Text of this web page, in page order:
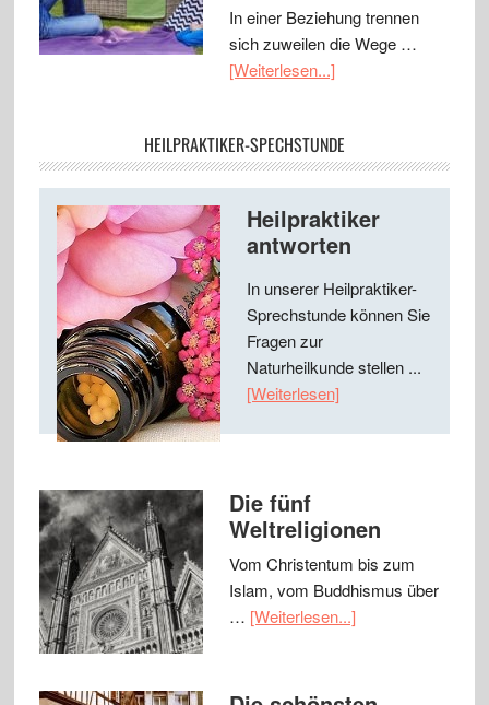
In einer Beziehung trennen
sich zuweilen die Wege …
[Weiterlesen...]
HEILPRAKTIKER-SPECHSTUNDE
Heilpraktiker
antworten
In unserer Heilpraktiker-
Sprechstunde können Sie
Fragen zur
Naturheilkunde stellen ...
[Weiterlesen]
Die fünf
Weltreligionen
Vom Christentum bis zum
Islam, vom Buddhismus über
… [Weiterlesen...]